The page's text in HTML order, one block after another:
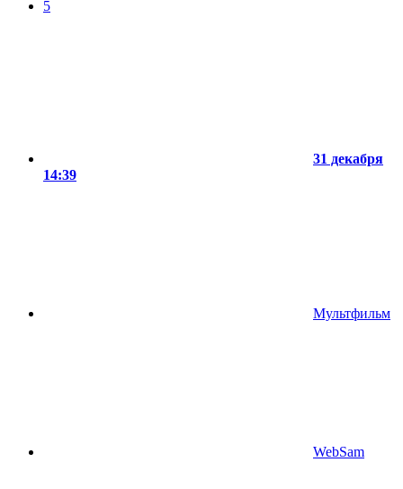
5
31 декабря
14:39
Мультфильм
WebSam